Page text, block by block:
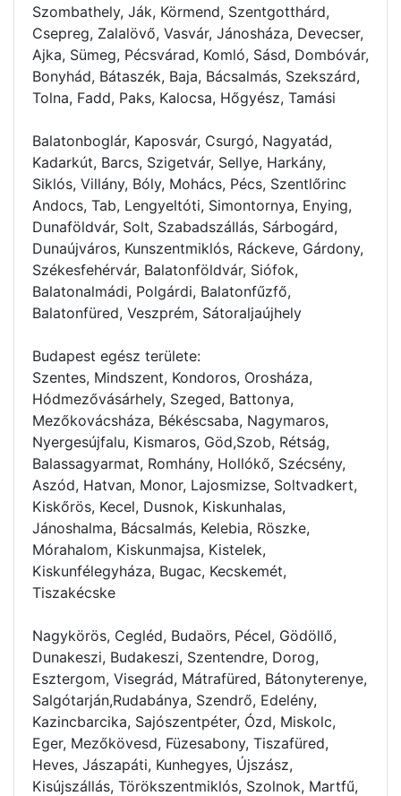
Szombathely, Ják, Körmend, Szentgotthárd,
Csepreg, Zalalövő, Vasvár, Jánosháza, Devecser,
Ajka, Sümeg, Pécsvárad, Komló, Sásd, Dombóvár,
Bonyhád, Bátaszék, Baja, Bácsalmás, Szekszárd,
Tolna, Fadd, Paks, Kalocsa, Hőgyész, Tamási
Balatonboglár, Kaposvár, Csurgó, Nagyatád,
Kadarkút, Barcs, Szigetvár, Sellye, Harkány,
Siklós, Villány, Bóly, Mohács, Pécs, Szentlőrinc
Andocs, Tab, Lengyeltóti, Simontornya, Enying,
Dunaföldvár, Solt, Szabadszállás, Sárbogárd,
Dunaújváros, Kunszentmiklós, Ráckeve, Gárdony,
Székesfehérvár, Balatonföldvár, Siófok,
Balatonalmádi, Polgárdi, Balatonfűzfő,
Balatonfüred, Veszprém, Sátoraljaújhely
Budapest egész területe:
Szentes, Mindszent, Kondoros, Orosháza,
Hódmezővásárhely, Szeged, Battonya,
Mezőkovácsháza, Békéscsaba, Nagymaros,
Nyergesújfalu, Kismaros, Göd,Szob, Rétság,
Balassagyarmat, Romhány, Hollókő, Szécsény,
Aszód, Hatvan, Monor, Lajosmizse, Soltvadkert,
Kiskőrös, Kecel, Dusnok, Kiskunhalas,
Jánoshalma, Bácsalmás, Kelebia, Röszke,
Mórahalom, Kiskunmajsa, Kistelek,
Kiskunfélegyháza, Bugac, Kecskemét,
Tiszakécske
Nagykörös, Cegléd, Budaörs, Pécel, Gödöllő,
Dunakeszi, Budakeszi, Szentendre, Dorog,
Esztergom, Visegrád, Mátrafüred, Bátonyterenye,
Salgótarján,Rudabánya, Szendrő, Edelény,
Kazincbarcika, Sajószentpéter, Ózd, Miskolc,
Eger, Mezőkövesd, Füzesabony, Tiszafüred,
Heves, Jászapáti, Kunhegyes, Újszász,
Kisújszállás, Törökszentmiklós, Szolnok, Martfű,